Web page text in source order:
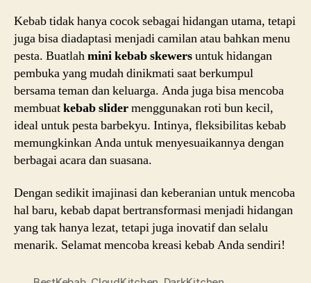
Kebab tidak hanya cocok sebagai hidangan utama, tetapi
juga bisa diadaptasi menjadi camilan atau bahkan menu
pesta. Buatlahmini kebab skewersuntuk hidangan
pembuka yang mudah dinikmati saat berkumpul
bersama teman dan keluarga. Anda juga bisa mencoba
membuatkebab slidermenggunakan roti bun kecil,
ideal untuk pesta barbekyu. Intinya, fleksibilitas kebab
memungkinkan Anda untuk menyesuaikannya dengan
berbagai acara dan suasana.
Dengan sedikit imajinasi dan keberanian untuk mencoba
hal baru, kebab dapat bertransformasi menjadi hidangan
yang tak hanya lezat, tetapi juga inovatif dan selalu
menarik. Selamat mencoba kreasi kebab Anda sendiri!